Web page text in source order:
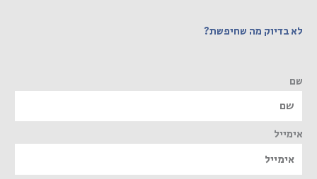
לא בדיוק מה שחיפשת?
שם
אימייל